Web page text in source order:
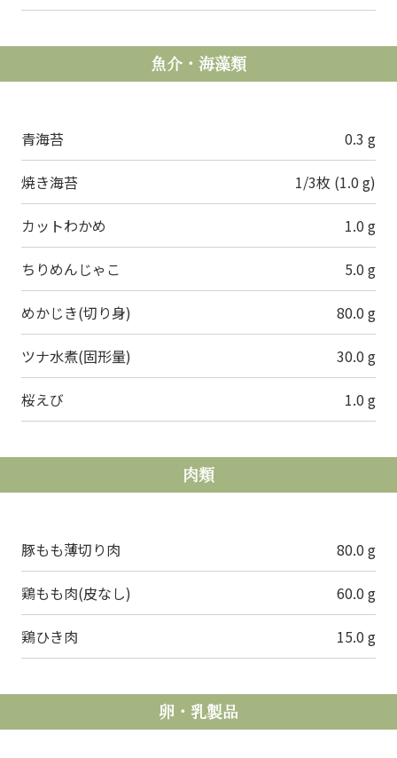
魚介・海藻類
青海苔 0.3 g
焼き海苔 1/3枚 (1.0 g)
カットわかめ 1.0 g
ちりめんじゃこ 5.0 g
めかじき(切り身) 80.0 g
ツナ水煮(固形量) 30.0 g
桜えび 1.0 g
肉類
豚もも薄切り肉 80.0 g
鶏もも肉(皮なし) 60.0 g
鶏ひき肉 15.0 g
卵・乳製品